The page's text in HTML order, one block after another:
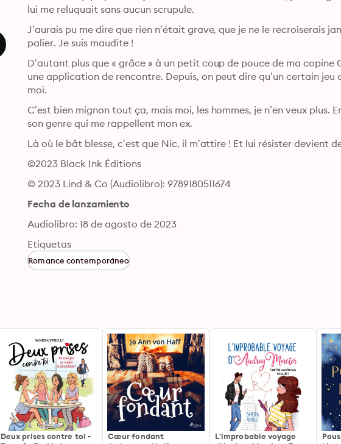
lui me reluquait sans aucun scrupule.
J’aurais pu me dire que rien n’était grave, que je ne le recroiserais
palier. Je suis maudite !
D’autant plus que « grâce » à un petit coup de pouce de ma
une application de rencontre. Depuis, on peut dire qu’un certain jeu
moi.
C’est bien mignon tout ça, mais moi, les hommes, je n’en veux plus.
son genre qui me rappellent mon ex.
Là où le bât blesse, c’est que Nic, il m’attire ! Et lui résister devient
©2023 Black Ink Éditions
© 2023 Lind & Co (Audiolibro): 9789180511674
Fecha de lanzamiento
Audiolibro: 18 de agosto de 2023
Etiquetas
Romance contemporáneo
Deux prises contre toi -
Cœur fondant
L'improbable voyage